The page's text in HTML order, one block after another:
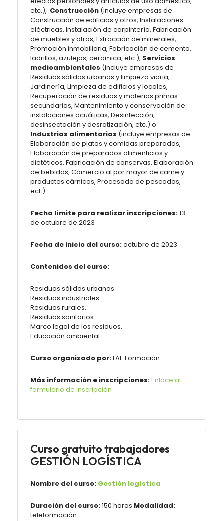
etc.), Construcción (incluye empresas de
Construcción de edificios y otros, Instalaciones
eléctricas, Instalación de carpintería, Fabricación
de muebles y otros, Extracción de minerales,
Promoción inmobiliaria, Fabricación de cemento,
ladrillos, azulejos, cerámica, etc.), Servicios
medioambientales (incluye empresas de
Residuos sólidos urbanos y limpieza viaria,
Jardinería, Limpieza de edificios y locales,
Recuperación de residuos y materias primas
secundarias, Mantenimiento y conservación de
instalaciones acuáticas, Desinfección,
desinsectación y desratización, etc.) o
Industrias alimentarias (incluye empresas de
Elaboración de platos y comidas preparados,
Elaboración de preparados alimenticios y
dietéticos, Fabricación de conservas, Elaboración
de bebidas, Comercio al por mayor de carne y
productos cárnicos, Procesado de pescados,
ect.).
Fecha límite para realizar inscripciones:13
de octubre de 2023
Fecha de inicio del curso:octubre de 2023
Contenidos del curso:
Residuos sólidos urbanos.
Residuos industriales.
Residuos rurales.
Residuos sanitarios.
Marco legal de los residuos.
Educación ambiental.
Curso organizado por:LAE Formación
Más información e inscripciones:Enlace al
formulario de inscripción
Curso gratuito trabajadores
GESTIÓN LOGÍSTICA
Nombre del curso: Gestión logística
Duración del curso:150 horas Modalidad:
teleformación